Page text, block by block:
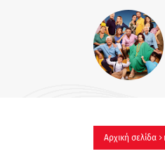
Αρχική σελίδα